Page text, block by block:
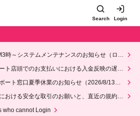
Search Login
時～システムメンテナンスのお知らせ（ロー
ト店頭でのお支払いにおける入金反映の遅延
ート窓口夏季休業のお知らせ（2026/8/13～2
おける安全な取引のお願いと、直近の規約違
who cannot Login